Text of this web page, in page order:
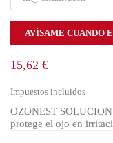
AVÍSAME CUANDO
15,62 €
Impuestos incluidos
OZONEST
protege el ojo en